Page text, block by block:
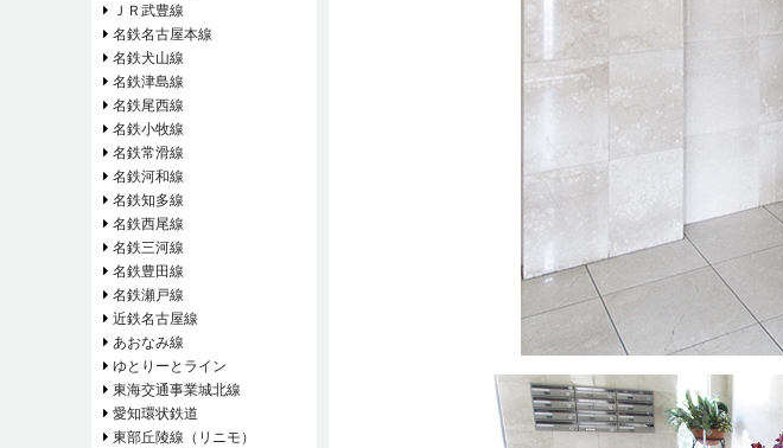
ＪＲ武豊線
名鉄名古屋本線
名鉄犬山線
名鉄津島線
名鉄尾西線
名鉄小牧線
名鉄常滑線
名鉄河和線
名鉄知多線
名鉄西尾線
名鉄三河線
名鉄豊田線
名鉄瀬戸線
近鉄名古屋線
あおなみ線
ゆとりーとライン
東海交通事業城北線
愛知環状鉄道
東部丘陵線（リニモ）